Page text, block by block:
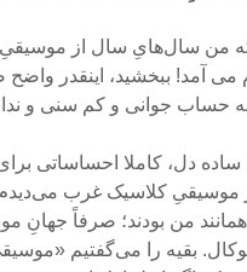
من سال‌هایِ سال از موسیقیِ
می‌ آمد! ببخشید، اینقدر
به حساب جوانی و کم سنی و
ساده دل، کاملا احساساتی
کلاسیک غرب می‌دیدم
بقیه را می‌گفتیم